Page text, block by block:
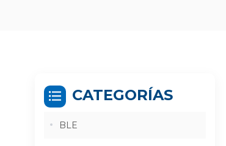
CATEGORÍAS
BLE